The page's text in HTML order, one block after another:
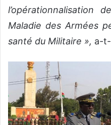
l’opérationnalisation
Maladie des Armées
santé du Militaire », a-